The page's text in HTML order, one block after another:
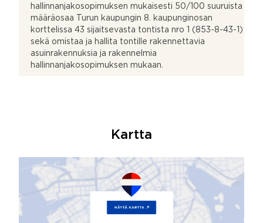
hallinnanjakosopimuksen mukaisesti 50/100 suuruista
määräosaa Turun kaupungin 8. kaupunginosan
korttelissa 43 sijaitsevasta tontista nro 1 (853-8-43-1)
sekä omistaa ja hallita tontille rakennettavia
asuinrakennuksia ja rakennelmia
hallinnanjakosopimuksen mukaan.
Kartta